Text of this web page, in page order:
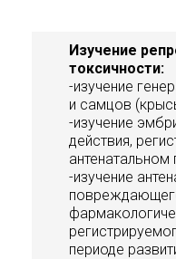
Изучение
токсичности:
-изучение
и самцов
-изучение
действия,
антенатальном
-изучение
периоде